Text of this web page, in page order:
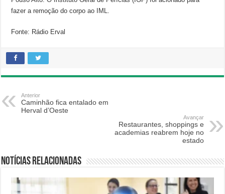
fazer a remoção do corpo ao IML.
Fonte: Rádio Erval
Anterior
Caminhão fica entalado em
Herval d’Oeste
Avançar
Restaurantes, shoppings e
academias reabrem hoje no
estado
Notícias relacionadas